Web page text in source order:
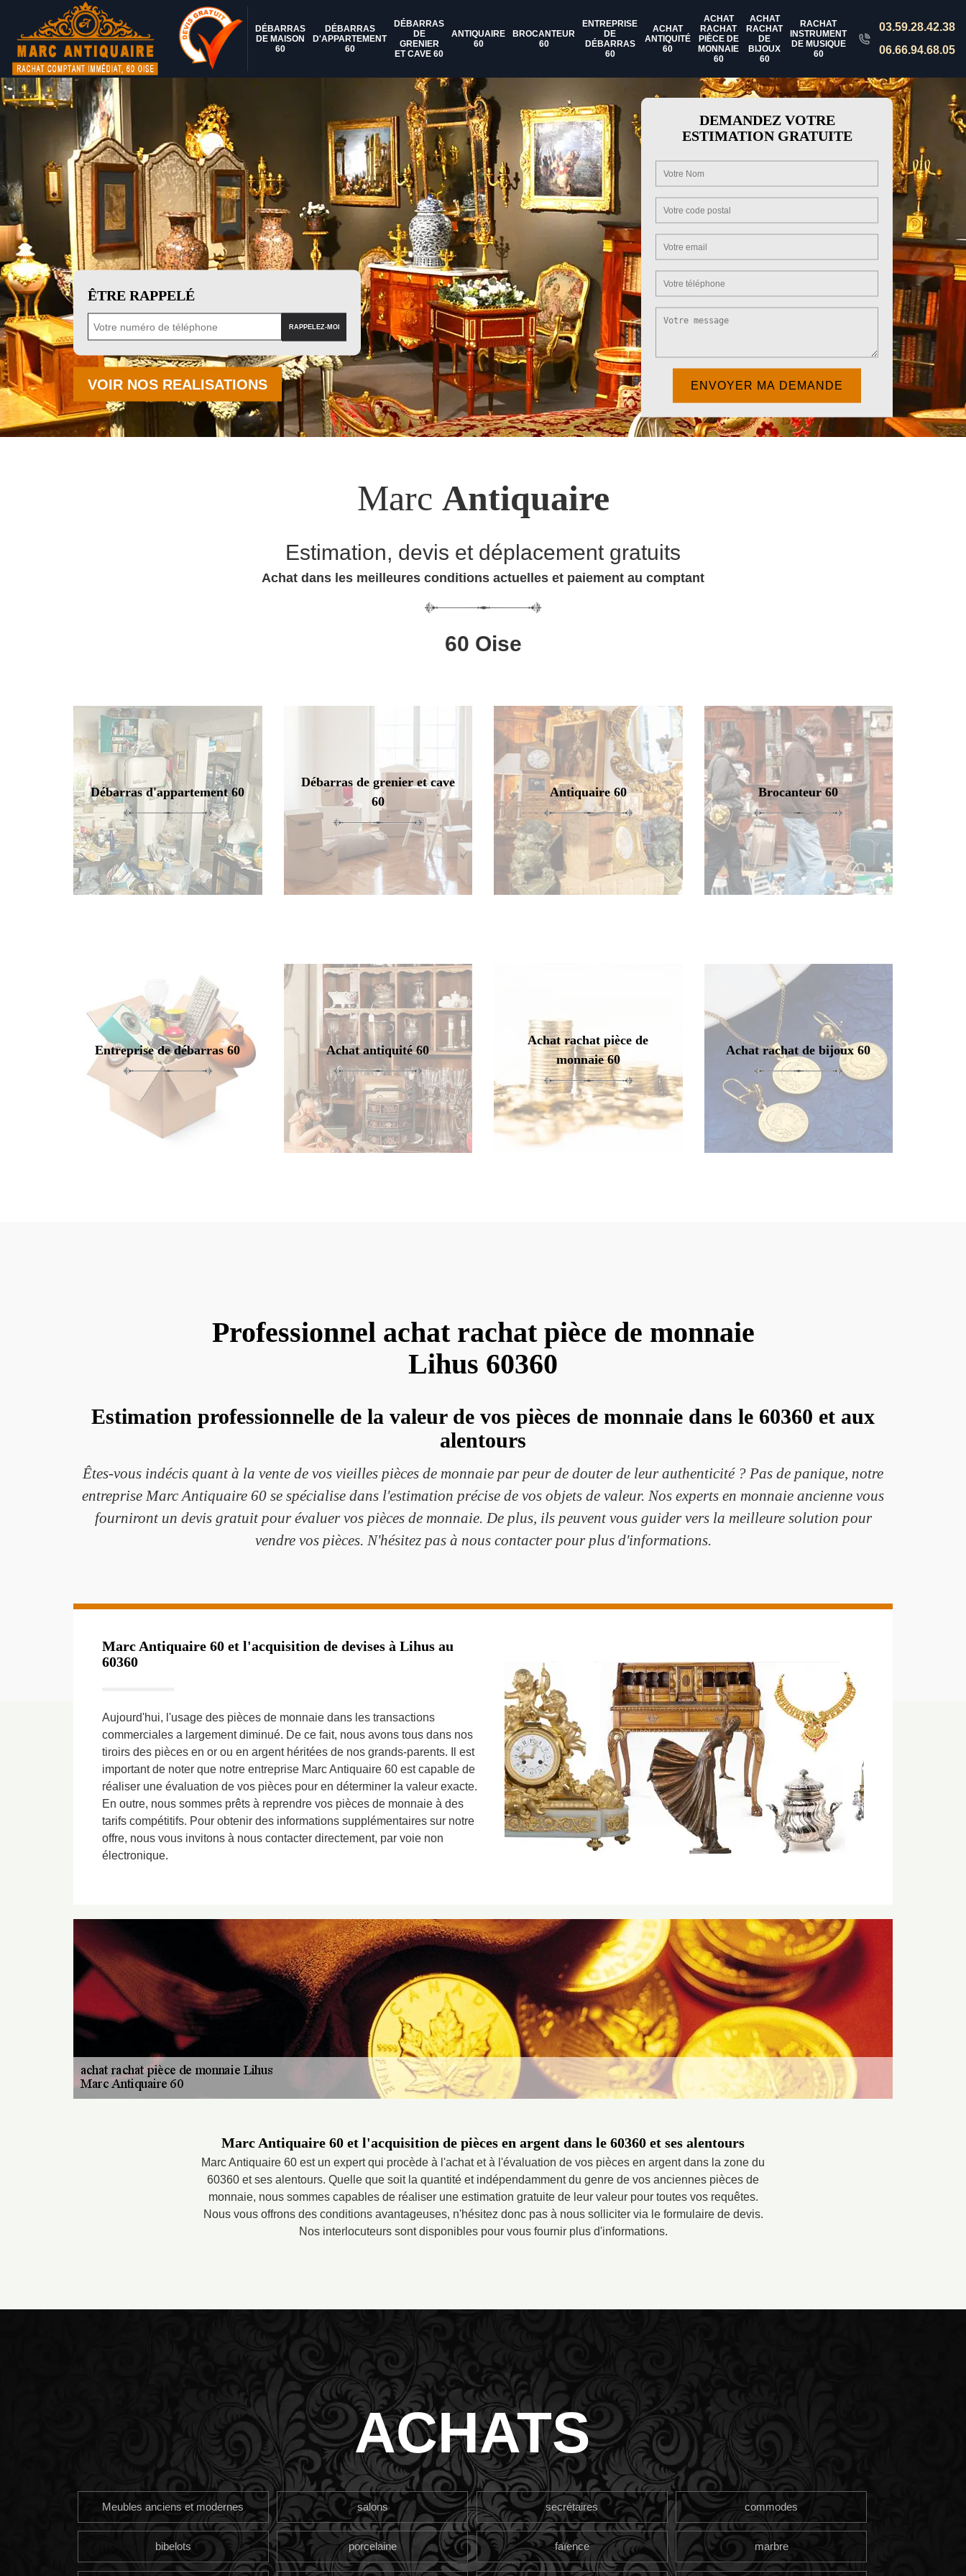
DÉBARRAS
DE MAISON
60
DÉBARRAS
D'APPARTEMENT
60
DÉBARRAS
DE
GRENIER
ET CAVE 60
ANTIQUAIRE
60
BROCANTEUR
60
ENTREPRISE
DE
DÉBARRAS
60
ACHAT
ANTIQUITÉ
60
ACHAT
RACHAT
PIÈCE DE
MONNAIE
60
ACHAT
RACHAT
DE
BIJOUX
60
RACHAT
INSTRUMENT
DE MUSIQUE
60
03.59.28.42.38
06.66.94.68.05
ÊTRE RAPPELÉ
VOIR NOS REALISATIONS
DEMANDEZ VOTRE
ESTIMATION GRATUITE
Marc Antiquaire
Estimation, devis et déplacement gratuits
Achat dans les meilleures conditions actuelles et paiement au comptant
60 Oise
Débarras d'appartement 60
Débarras de grenier et cave
60
Antiquaire 60 Brocanteur 60
Entreprise de débarras 60 Achat antiquité 60
Achat rachat pièce de
monnaie 60
Achat rachat de bijoux 60
Professionnel achat rachat pièce de monnaie
Lihus 60360
Estimation professionnelle de la valeur de vos pièces de monnaie dans le 60360 et aux
alentours
Êtes-vous indécis quant à la vente de vos vieilles pièces de monnaie par peur de douter de leur authenticité ? Pas de panique, notre
entreprise Marc Antiquaire 60 se spécialise dans l'estimation précise de vos objets de valeur. Nos experts en monnaie ancienne vous
fourniront un devis gratuit pour évaluer vos pièces de monnaie. De plus, ils peuvent vous guider vers la meilleure solution pour
vendre vos pièces. N'hésitez pas à nous contacter pour plus d'informations.
Marc Antiquaire 60 et l'acquisition de devises à Lihus au
60360
Aujourd'hui, l'usage des pièces de monnaie dans les transactions
commerciales a largement diminué. De ce fait, nous avons tous dans nos
tiroirs des pièces en or ou en argent héritées de nos grands-parents. Il est
important de noter que notre entreprise Marc Antiquaire 60 est capable de
réaliser une évaluation de vos pièces pour en déterminer la valeur exacte.
En outre, nous sommes prêts à reprendre vos pièces de monnaie à des
tarifs compétitifs. Pour obtenir des informations supplémentaires sur notre
offre, nous vous invitons à nous contacter directement, par voie non
électronique.
Marc Antiquaire 60 et l'acquisition de pièces en argent dans le 60360 et ses alentours
Marc Antiquaire 60 est un expert qui procède à l'achat et à l'évaluation de vos pièces en argent dans la zone du
60360 et ses alentours. Quelle que soit la quantité et indépendamment du genre de vos anciennes pièces de
monnaie, nous sommes capables de réaliser une estimation gratuite de leur valeur pour toutes vos requêtes.
Nous vous offrons des conditions avantageuses, n'hésitez donc pas à nous solliciter via le formulaire de devis.
Nos interlocuteurs sont disponibles pour vous fournir plus d'informations.
ACHATS
Meubles anciens et modernes salons secrétaires commodes
bibelots porcelaine faïence marbre